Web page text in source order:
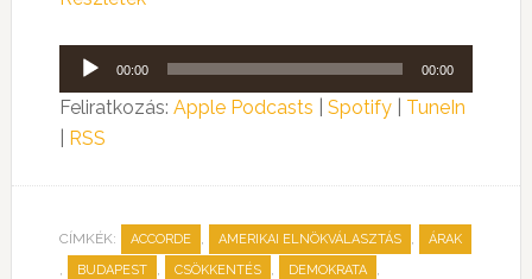
Audió
lejátszó
00:00 00:00
Feliratkozás: Apple Podcasts Spotify| TuneIn
RSS
CÍMKÉK: ACCORDE , AMERIKAI ELNÖKVÁLASZTÁS , ÁRAK
, BUDAPEST , CSÖKKENTÉS , DEMOKRATA ,